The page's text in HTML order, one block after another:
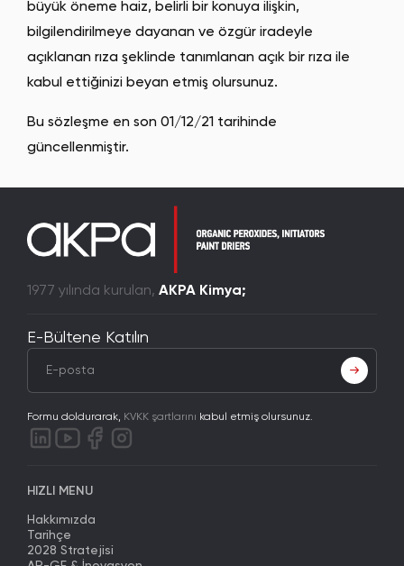
büyük öneme haiz, belirli bir konuya ilişkin,
bilgilendirilmeye dayanan ve özgür iradeyle
açıklanan rıza şeklinde tanımlanan açık bir rıza ile
kabul ettiğinizi beyan etmiş olursunuz.
Bu sözleşme en son 01/12/21 tarihinde
güncellenmiştir.
1977 yılında kurulan, AKPA Kimya;
E-Bültene Katılın
Formu doldurarak, KVKK şartlarını kabul etmiş olursunuz.
HIZLI MENU
Hakkımızda
Tarihçe
2028 Stratejisi